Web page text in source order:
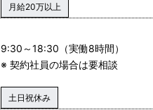
月給20万以上
9:30～18:30（実働8時間）
※ 契約社員の場合は要相談
土日祝休み